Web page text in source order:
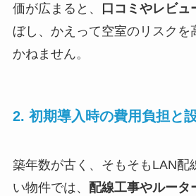
価が広まると、
口コミやレビュ
ぼし、かえって空室のリスクを
かねません。
2. 初期導入時の費用負担と
築年数が古く、そもそもLAN配
い物件では、 配線工事やルータ